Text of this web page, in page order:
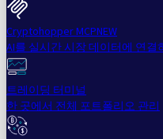
Cryptohopper MCPNEW
AI를 실시간 시장 데이터에 연결
트레이딩 터미널
한 곳에서 전체 포트폴리오 관리